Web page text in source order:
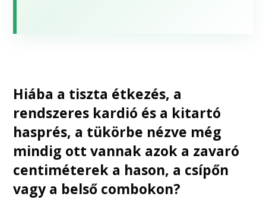
Hiába a tiszta étkezés, a
rendszeres kardió és a kitartó
hasprés, a tükörbe nézve még
mindig ott vannak azok a zavaró
centiméterek a hason, a csípőn
vagy a belső combokon?